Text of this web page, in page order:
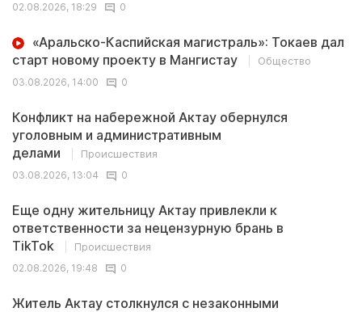
02.08.2026, 18:29
0
«Аральско-Каспийская магистраль»: Токаев дал
старт новому проекту в Мангистау
Общество
03.08.2026, 14:00
0
Конфликт на набережной Актау обернулся
уголовным и административным
делами
Происшествия
03.08.2026, 13:04
0
Еще одну жительницу Актау привлекли к
ответственности за нецензурную брань в
TikTok
Происшествия
02.08.2026, 19:48
0
Житель Актау столкнулся с незаконными